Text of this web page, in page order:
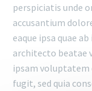
perspiciatis unde
accusantium
eaque ipsa quae
architecto beatae
ipsam voluptatem
fugit, sed quia